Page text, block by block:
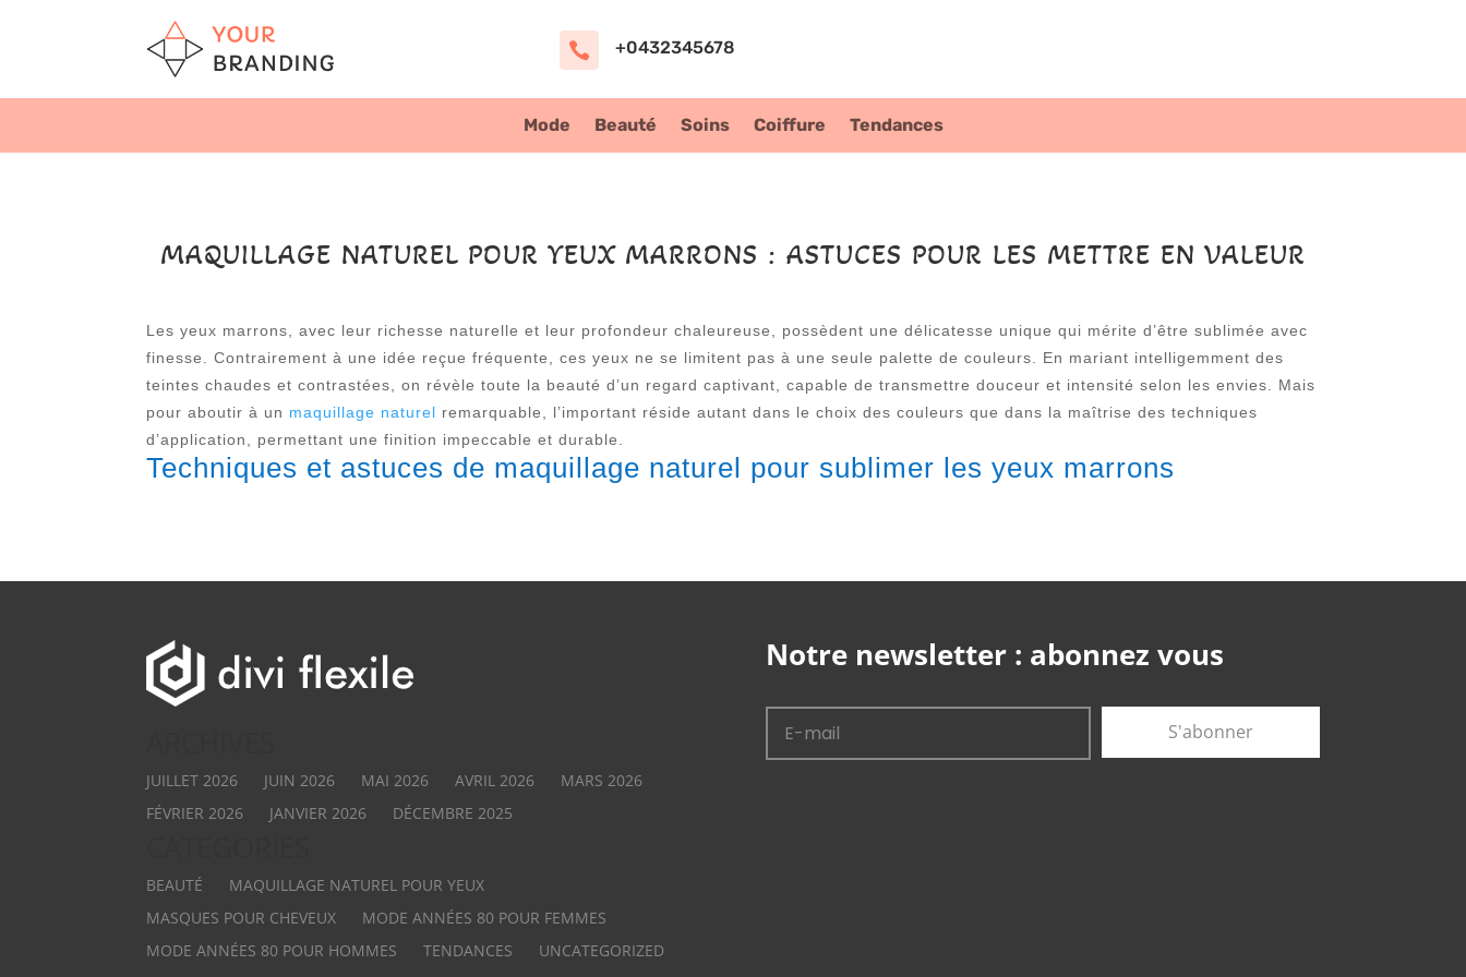
 +0432345678
Mode Beauté Soins Coiffure Tendances
MAQUILLAGE NATUREL POUR YEUX MARRONS : ASTUCES POUR LES METTRE EN VALEUR
Les yeux marrons, avec leur richesse naturelle et leur profondeur chaleureuse, possèdent une délicatesse unique qui mérite d’être sublimée avec
finesse. Contrairement à une idée reçue fréquente, ces yeux ne se limitent pas à une seule palette de couleurs. En mariant intelligemment des
teintes chaudes et contrastées, on révèle toute la beauté d’un regard captivant, capable de transmettre douceur et intensité selon les envies. Mais
pour aboutir à un maquillage naturel remarquable, l’important réside autant dans le choix des couleurs que dans la maîtrise des techniques
d’application, permettant une finition impeccable et durable.
Techniques et astuces de maquillage naturel pour sublimer les yeux marrons
JUILLET 2026 JUIN 2026 MAI 2026 AVRIL 2026
MARS 2026
FÉVRIER 2026
JANVIER 2026 DÉCEMBRE 2025
BEAUTÉ
MAQUILLAGE NATUREL POUR YEUX
MASQUES POUR CHEVEUX
MODE ANNÉES 80 POUR FEMMES
MODE ANNÉES 80 POUR HOMMES
TENDANCES UNCATEGORIZED
Notre newsletter : abonnez vous
S'abonner